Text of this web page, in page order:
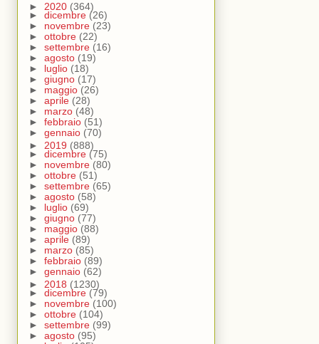
► 2020 (364)
► dicembre (26)
► novembre (23)
► ottobre (22)
► settembre (16)
► agosto (19)
► luglio (18)
► giugno (17)
► maggio (26)
► aprile (28)
► marzo (48)
► febbraio (51)
► gennaio (70)
► 2019 (888)
► dicembre (75)
► novembre (80)
► ottobre (51)
► settembre (65)
► agosto (58)
► luglio (69)
► giugno (77)
► maggio (88)
► aprile (89)
► marzo (85)
► febbraio (89)
► gennaio (62)
► 2018 (1230)
► dicembre (79)
► novembre (100)
► ottobre (104)
► settembre (99)
► agosto (95)